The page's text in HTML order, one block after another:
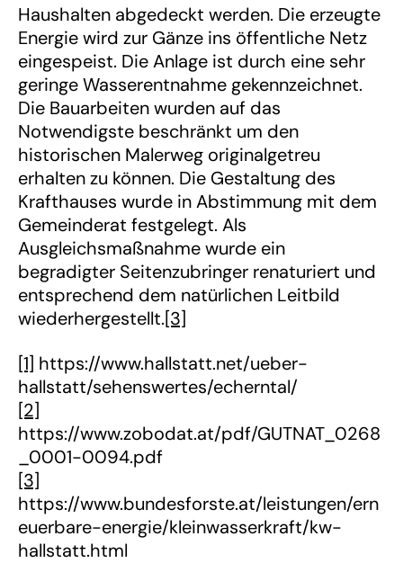
Haushalten abgedeckt werden. Die erzeugte
Energie wird zur Gänze ins öffentliche Netz
eingespeist. Die Anlage ist durch eine sehr
geringe Wasserentnahme gekennzeichnet.
Die Bauarbeiten wurden auf das
Notwendigste beschränkt um den
historischen Malerweg originalgetreu
erhalten zu können. Die Gestaltung des
Krafthauses wurde in Abstimmung mit dem
Gemeinderat festgelegt. Als
Ausgleichsmaßnahme wurde ein
begradigter Seitenzubringer renaturiert und
entsprechend dem natürlichen Leitbild
wiederhergestellt.[3]
[1] https://www.hallstatt.net/ueber-
hallstatt/sehenswertes/echerntal/
[2]
https://www.zobodat.at/pdf/GUTNAT_0268
_0001-0094.pdf
[3]
https://www.bundesforste.at/leistungen/ern
euerbare-energie/kleinwasserkraft/kw-
hallstatt.html